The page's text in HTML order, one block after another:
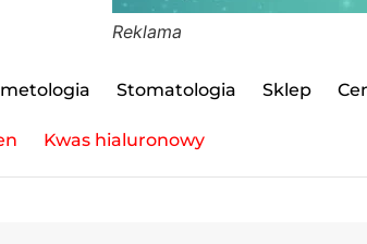
Reklama
Stomatologia Sklep
Kwas hialuronowy